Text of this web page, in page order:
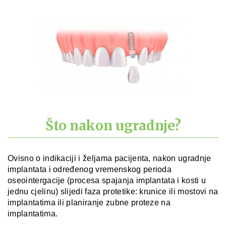
Što nakon ugradnje?
Ovisno o indikaciji i željama pacijenta, nakon ugradnje
implantata i određenog vremenskog perioda
oseointergacije (procesa spajanja implantata i kosti u
jednu cjelinu) slijedi faza protetike: krunice ili mostovi na
implantatima ili planiranje zubne proteze na
implantatima.